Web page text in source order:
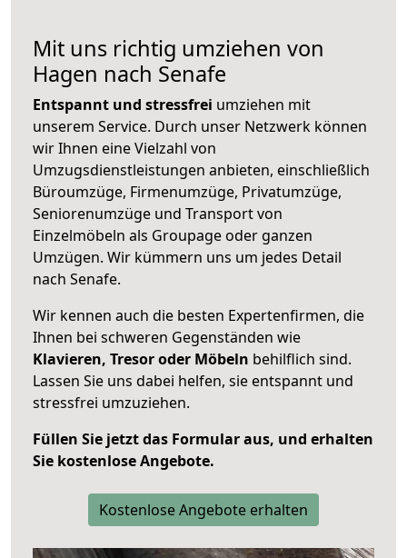
Mit uns richtig umziehen von
Hagen nach Senafe
Entspannt und stressfrei umziehen mit
unserem Service. Durch unser Netzwerk können
wir Ihnen eine Vielzahl von
Umzugsdienstleistungen anbieten, einschließlich
Büroumzüge, Firmenumzüge, Privatumzüge,
Seniorenumzüge und Transport von
Einzelmöbeln als Groupage oder ganzen
Umzügen. Wir kümmern uns um jedes Detail
nach Senafe.
Wir kennen auch die besten Expertenfirmen, die
Ihnen bei schweren Gegenständen wie
Klavieren, Tresor oder Möbeln behilflich sind.
Lassen Sie uns dabei helfen, sie entspannt und
stressfrei umzuziehen.
Füllen Sie jetzt das Formular aus, und erhalten
Sie kostenlose Angebote.
Kostenlose Angebote erhalten